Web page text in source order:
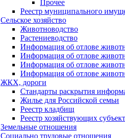
Прочее
Реестр муниципального
Сельское хозяйство
Животноводство
Растениеводство
Информация об отлове
Информация об отлове
Информация об отлове
Информация об отлове
ЖКХ, дороги
Стандарты раскрытия
Жилье для Российской семьи
Реестр кладбищ
Реестр хозяйствующих
Земельные отношения
Социально трудовые отношения